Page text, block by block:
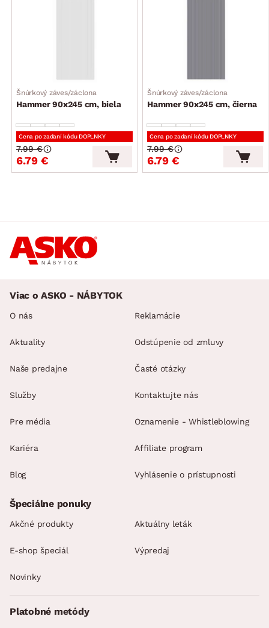
Šnúrkový záves/záclona
Hammer 90x245 cm, biela
Cena po zadaní kódu DOPLNKY
6.79 €
7.99 €
Šnúrkový záves/záclona
Hammer 90x245 cm, čierna
Cena po zadaní kódu DOPLNKY
6.79 €
7.99 €
Viac o ASKO - NÁBYTOK
O nás
Aktuality
Naše predajne
Služby
Pre média
Kariéra
Blog
Reklamácie
Odstúpenie od zmluvy
Časté otázky
Kontaktujte nás
Oznamenie - Whistleblowing
Affiliate program
Vyhlásenie o prístupnosti
Špeciálne ponuky
Akčné produkty Aktuálny leták
E-shop špeciál Výpredaj
Novinky
Platobné metódy